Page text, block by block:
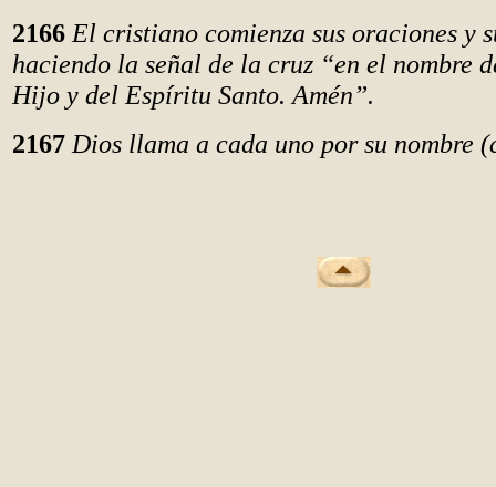
2166 El cristiano comienza sus oraciones y
haciendo la señal de la cruz “en el nombre
Hijo y del Espíritu Santo. Amén”.
2167 Dios llama a cada uno por su nombre